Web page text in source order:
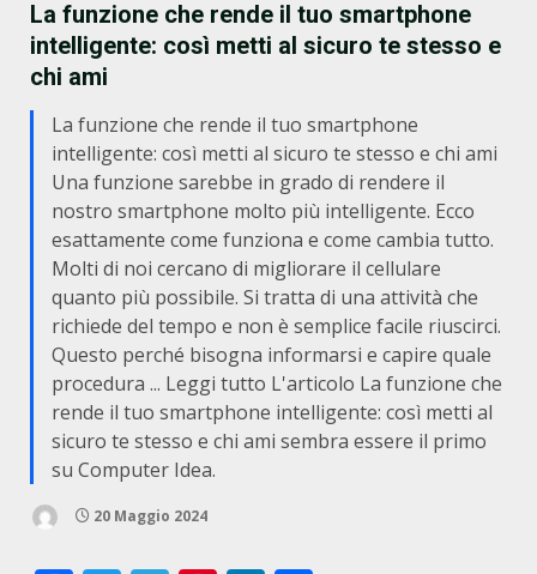
La funzione che rende il tuo smartphone
intelligente: così metti al sicuro te stesso e
chi ami
La funzione che rende il tuo smartphone
intelligente: così metti al sicuro te stesso e chi ami
Una funzione sarebbe in grado di rendere il
nostro smartphone molto più intelligente. Ecco
esattamente come funziona e come cambia tutto.
Molti di noi cercano di migliorare il cellulare
quanto più possibile. Si tratta di una attività che
richiede del tempo e non è semplice facile riuscirci.
Questo perché bisogna informarsi e capire quale
procedura ... Leggi tutto L'articolo La funzione che
rende il tuo smartphone intelligente: così metti al
sicuro te stesso e chi ami sembra essere il primo
su Computer Idea.
20 Maggio 2024